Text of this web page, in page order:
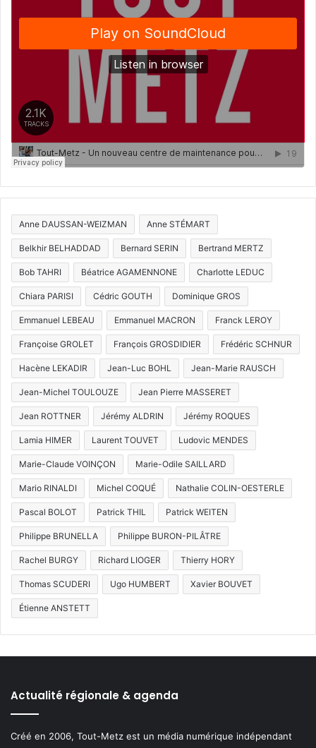
Anne DAUSSAN-WEIZMAN Anne STÉMART
Belkhir BELHADDAD Bernard SERIN Bertrand MERTZ
Bob TAHRI Béatrice AGAMENNONE Charlotte LEDUC
Chiara PARISI Cédric GOUTH Dominique GROS
Emmanuel LEBEAU Emmanuel MACRON Franck LEROY
Françoise GROLET François GROSDIDIER Frédéric SCHNUR
Hacène LEKADIR Jean-Luc BOHL Jean-Marie RAUSCH
Jean-Michel TOULOUZE Jean Pierre MASSERET
Jean ROTTNER Jérémy ALDRIN Jérémy ROQUES
Lamia HIMER Laurent TOUVET Ludovic MENDES
Marie-Claude VOINÇON Marie-Odile SAILLARD
Mario RINALDI Michel COQUÉ Nathalie COLIN-OESTERLE
Pascal BOLOT Patrick THIL Patrick WEITEN
Philippe BRUNELLA Philippe BURON-PILÂTRE
Rachel BURGY Richard LIOGER Thierry HORY
Thomas SCUDERI Ugo HUMBERT Xavier BOUVET
Étienne ANSTETT
Actualité régionale & agenda
Créé en 2006, Tout-Metz est un média numérique indépendant